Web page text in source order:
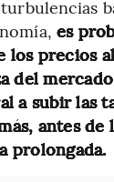
es
los precios
del
a subir las
antes
prolongada.